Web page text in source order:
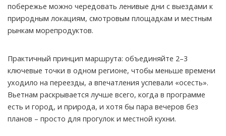
побережье можно чередовать ленивые дни с выездами к
природным локациям, смотровым площадкам и местным
рынкам морепродуктов.
Практичный принцип маршрута: объединяйте 2–3
ключевые точки в одном регионе, чтобы меньше времени
уходило на переезды, а впечатления успевали «осесть».
Вьетнам раскрывается лучше всего, когда в программе
есть и город, и природа, и хотя бы пара вечеров без
планов – просто для прогулок и местной кухни.